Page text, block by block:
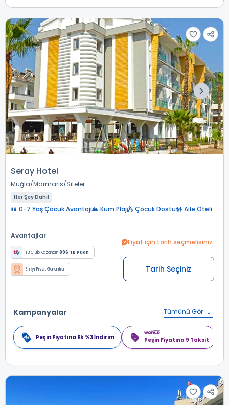
Seray Hotel
Muğla Marmaris Siteler
Her Şey Dahil
0-7 Yaş Çocuk Avantajı Kum Plaj Çocuk Dostu Aile Oteli
Avantajlar
TB Club Kazancın896 TB Puan
En İyi Fiyat Garantisi
Fiyat için tarih seçmelisiniz
Tarih Seçiniz
Kampanyalar Tümünü Gör
Peşin Fiyatına Ek %3 İndirim Peşin Fiyatına 9 Taksit